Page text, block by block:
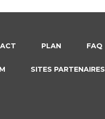
PLAN FAQ
SITES PARTENAIRES